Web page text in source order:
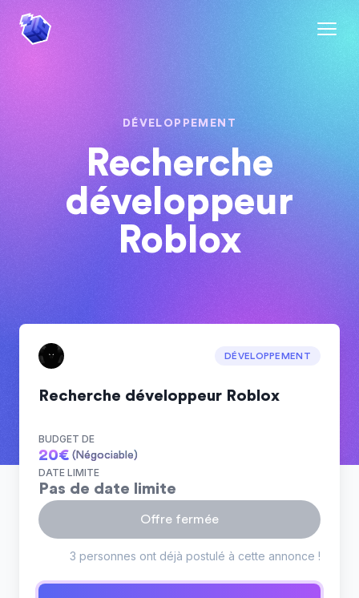
DÉVELOPPEMENT
Recherche
développeur
Roblox
DÉVELOPPEMENT
Recherche développeur Roblox
BUDGET DE
20€ (Négociable)
DATE LIMITE
Pas de date limite
Offre fermée
3 personnes ont déjà postulé à cette annonce !